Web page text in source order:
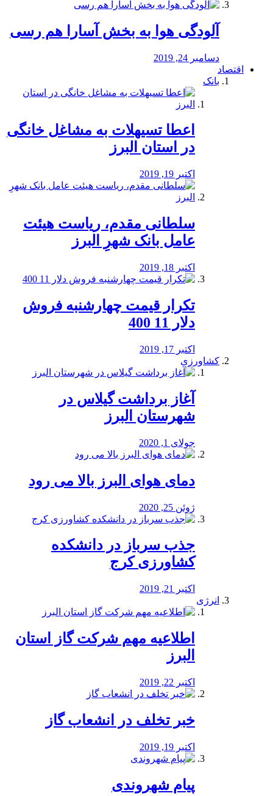
آلودگی هوا به بخش آسارا هم رسی
دسامبر 24, 2019
اقتصاد
بانک
️اعطا تسیهلات به مشاغل خانگی
در استان البرز
اکتبر 19, 2019
سلطانی مقدم، ریاست هیئت
عامل بانک شهرِ البرز
اکتبر 18, 2019
تکرار قیمت چهارشنبه فروش
دلار 11 400
اکتبر 17, 2019
کشاورزی
آغاز برداشت گیلاس در
شهرستان البرز
جولای 1, 2020
دمای هوای البرز بالا می رود
ژوئن 25, 2020
جذب سرباز در دانشکده
کشاورزی کرج
اکتبر 21, 2019
انرژی
️اطلاعیه مهم شرکت گاز استان
البرز
اکتبر 22, 2019
خبر تخلف در انشعاب گاز
اکتبر 19, 2019
پیام شهروندی